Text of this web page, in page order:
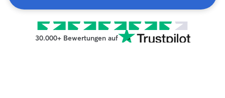
30.000+ Bewertungen auf